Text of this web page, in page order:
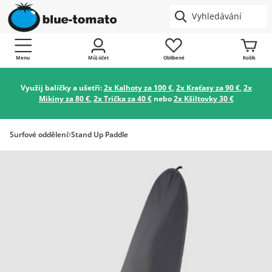
Menu Můj účet Oblíbené Košík
Využij balíčky a ušetři:2x Kalhoty za 100 €,2x Kraťasy za 90 €,2x
Mikiny za 80 €,2x Trička za 40 €nebo2x Kšiltovky 30 €
Surfové oddělení Stand Up Paddle